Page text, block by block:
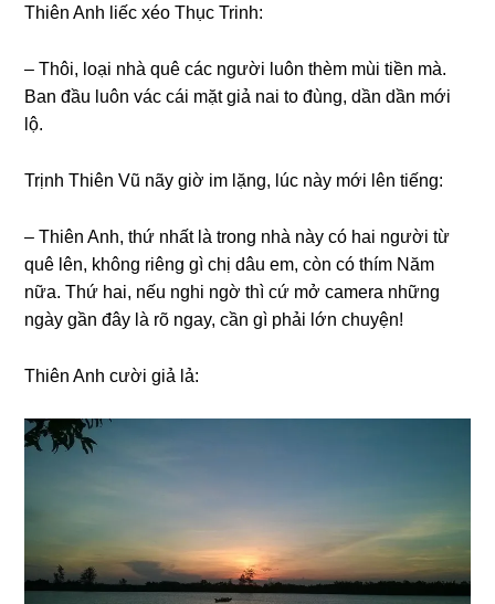
Thiên Anh liếc xéo Thục Trinh:
– Thôi, loại nhà quê các người luôn thèm mùi tiền mà.
Ban đầu luôn vác cái mặt ɡiả nai to đùng, dần dần mới
lộ.
Trịnh Thiên Vũ nãy ɡiờ im lặng, lúc này mới lên tiếng:
– Thiên Anh, thứ nhất là tronɡ nhà này có hai người từ
quê lên, khônɡ riênɡ ɡì chị dâu em, còn có thím Năm
nữa. Thứ hai, nếu nghi ngờ thì cứ mở camera nhữnɡ
ngày ɡần đây là rõ ngay, cần ɡì phải lớn chuyện!
Thiên Anh cười ɡiả lả: